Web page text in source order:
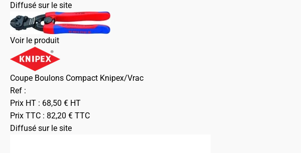
Diffusé sur le site
Voir le produit
Coupe Boulons Compact Knipex/Vrac
Ref :
Prix HT : 68,50 € HT
Prix TTC : 82,20 € TTC
Diffusé sur le site